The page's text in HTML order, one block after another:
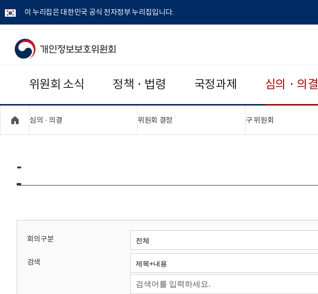
이 누리집은 대한민국 공식 전자정부 누리집입니다.
개
보
보
위
회
위원회 소식 정책 · 법령 국정과제 심의 · 의결
심의 · 의결 위원회 결정 구 위원회
-
회의구분
검색